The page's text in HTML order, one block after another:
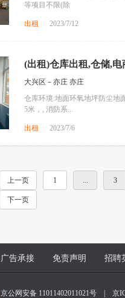
等项目不限(除
出租 2023/7/12
(出租)仓库出租,仓储,电
大兴区－亦庄 亦庄
仓库环境:地面环氧地坪防尘地
5米，, 消防系...
出租 2023/7/6
上一页 1 ... 3
下一页
广告承接 免责声明 招聘
京公网安备 11011402011021号 京